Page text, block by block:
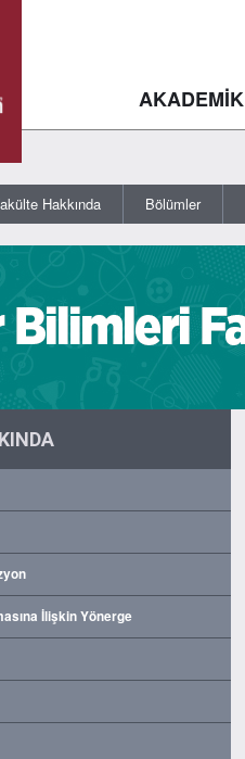
AKADEMİK
Hakkında Bölümler
İlişkin Yönerge